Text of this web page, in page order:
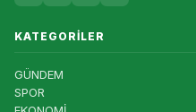
KATEGORILER
GÜNDEM
SPOR